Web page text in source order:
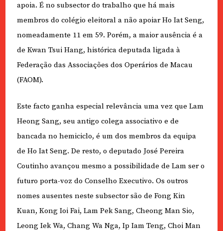
apoia. É no subsector do trabalho que há mais
membros do colégio eleitoral a não apoiar Ho Iat Seng,
nomeadamente 11 em 59. Porém, a maior ausência é a
de Kwan Tsui Hang, histórica deputada ligada à
Federação das Associações dos Operários de Macau
(FAOM).
Este facto ganha especial relevância uma vez que Lam
Heong Sang, seu antigo colega associativo e de
bancada no hemiciclo, é um dos membros da equipa
de Ho Iat Seng. De resto, o deputado José Pereira
Coutinho avançou mesmo a possibilidade de Lam ser o
futuro porta-voz do Conselho Executivo. Os outros
nomes ausentes neste subsector são de Fong Kin
Kuan, Kong Ioi Fai, Lam Pek Sang, Cheong Man Sio,
Leong Iek Wa, Chang Wa Nga, Ip Iam Teng, Choi Man